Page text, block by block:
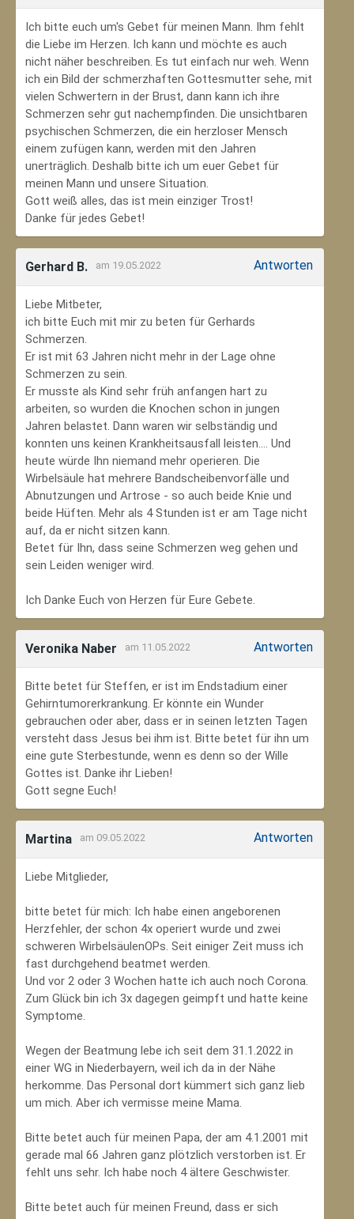
Ich bitte euch um's Gebet für meinen Mann. Ihm fehlt
die Liebe im Herzen. Ich kann und möchte es auch
nicht näher beschreiben. Es tut einfach nur weh. Wenn
ich ein Bild der schmerzhaften Gottesmutter sehe, mit
vielen Schwertern in der Brust, dann kann ich ihre
Schmerzen sehr gut nachempfinden. Die unsichtbaren
psychischen Schmerzen, die ein herzloser Mensch
einem zufügen kann, werden mit den Jahren
unerträglich. Deshalb bitte ich um euer Gebet für
meinen Mann und unsere Situation.
Gott weiß alles, das ist mein einziger Trost!
Danke für jedes Gebet!
Gerhard B. am 19.05.2022 Antworten
Liebe Mitbeter,
ich bitte Euch mit mir zu beten für Gerhards
Schmerzen.
Er ist mit 63 Jahren nicht mehr in der Lage ohne
Schmerzen zu sein.
Er musste als Kind sehr früh anfangen hart zu
arbeiten, so wurden die Knochen schon in jungen
Jahren belastet. Dann waren wir selbständig und
konnten uns keinen Krankheitsausfall leisten.... Und
heute würde Ihn niemand mehr operieren. Die
Wirbelsäule hat mehrere Bandscheibenvorfälle und
Abnutzungen und Artrose - so auch beide Knie und
beide Hüften. Mehr als 4 Stunden ist er am Tage nicht
auf, da er nicht sitzen kann.
Betet für Ihn, dass seine Schmerzen weg gehen und
sein Leiden weniger wird.
Ich Danke Euch von Herzen für Eure Gebete.
Veronika Naber am 11.05.2022 Antworten
Bitte betet für Steffen, er ist im Endstadium einer
Gehirntumorerkrankung. Er könnte ein Wunder
gebrauchen oder aber, dass er in seinen letzten Tagen
versteht dass Jesus bei ihm ist. Bitte betet für ihn um
eine gute Sterbestunde, wenn es denn so der Wille
Gottes ist. Danke ihr Lieben!
Gott segne Euch!
Martina am 09.05.2022 Antworten
Liebe Mitglieder,
bitte betet für mich: Ich habe einen angeborenen
Herzfehler, der schon 4x operiert wurde und zwei
schweren WirbelsäulenOPs. Seit einiger Zeit muss ich
fast durchgehend beatmet werden.
Und vor 2 oder 3 Wochen hatte ich auch noch Corona.
Zum Glück bin ich 3x dagegen geimpft und hatte keine
Symptome.
Wegen der Beatmung lebe ich seit dem 31.1.2022 in
einer WG in Niederbayern, weil ich da in der Nähe
herkomme. Das Personal dort kümmert sich ganz lieb
um mich. Aber ich vermisse meine Mama.
Bitte betet auch für meinen Papa, der am 4.1.2001 mit
gerade mal 66 Jahren ganz plötzlich verstorben ist. Er
fehlt uns sehr. Ich habe noch 4 ältere Geschwister.
Bitte betet auch für meinen Freund, dass er sich